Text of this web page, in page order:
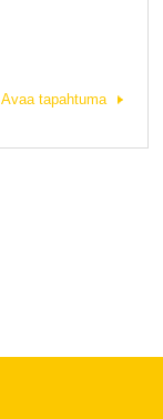
Avaa tapahtuma